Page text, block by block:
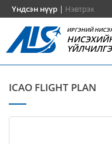
Үндсэн нүүр | Нэвтрэх
ИРГЭНИЙ
ICAO FLIGHT PLAN